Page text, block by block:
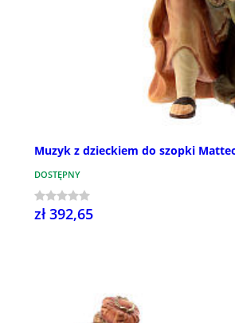
Muzyk z dzieckiem do szopki
DOSTĘPNY
zł 392,65